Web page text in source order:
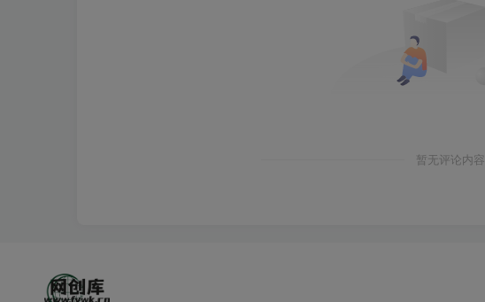
暂无评论内容